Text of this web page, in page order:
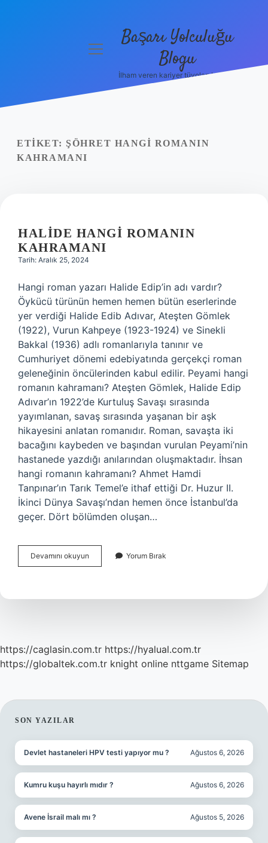
Yasal Uyarı
menüyüBaşarı Yolculuğu
Blogu
İlham veren kariyer tüyoları burada!
ETIKET: ŞÖHRET HANGI ROMANIN
KAHRAMANI
HALIDE HANGI ROMANIN
KAHRAMANI
Tarih: Aralık 25, 2024
Hangi roman yazarı Halide Edip’in adı vardır?
Öykücü türünün hemen hemen bütün eserlerinde
yer verdiği Halide Edib Adıvar, Ateşten Gömlek
(1922), Vurun Kahpeye (1923-1924) ve Sinekli
Bakkal (1936) adlı romanlarıyla tanınır ve
Cumhuriyet dönemi edebiyatında gerçekçi roman
geleneğinin öncülerinden kabul edilir. Peyami hangi
romanın kahramanı? Ateşten Gömlek, Halide Edip
Adıvar’ın 1922’de Kurtuluş Savaşı sırasında
yayımlanan, savaş sırasında yaşanan bir aşk
hikayesini anlatan romanıdır. Roman, savaşta iki
bacağını kaybeden ve başından vurulan Peyami’nin
hastanede yazdığı anılarından oluşmaktadır. İhsan
hangi romanın kahramanı? Ahmet Hamdi
Tanpınar’ın Tarık Temel’e ithaf ettiği Dr. Huzur II.
İkinci Dünya Savaşı’ndan hemen önce İstanbul’da
geçer. Dört bölümden oluşan…
Devamını okuyun
Hangi
Yorum Bırak
https://caglasin.com.tr https://hyalual.com.tr
https://globaltek.com.tr knight online nttgame Sitemap
SIDEBAR
SON YAZILAR
Devlet hastaneleri HPV testi yapıyor mu ? Ağustos 6, 2026
Kumru kuşu hayırlı mıdır ? Ağustos 6, 2026
Avene İsrail malı mı ? Ağustos 5, 2026